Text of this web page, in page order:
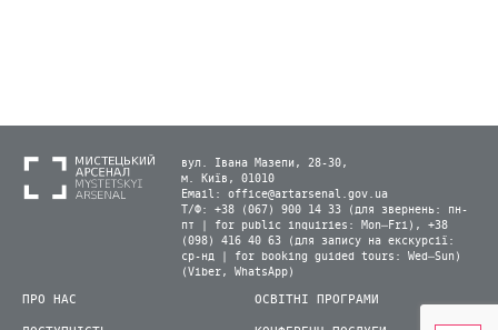
вул. Івана Мазепи, 28-30,
м. Київ, 01010
Email: office@artarsenal.gov.ua
Т/Ф: +38 (067) 900 14 33 (для звернень: пн-
пт | for public inquiries: Mon–Fri), +38
(098) 416 40 63 (для запису на екскурсії:
ср-нд | for booking guided tours: Wed–Sun)
(Viber, WhatsApp)
ПРО НАС
ОСВІТНІ ПРОГРАМИ